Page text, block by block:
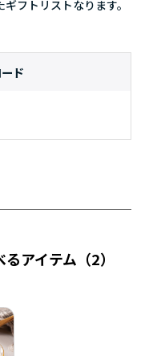
フトリストなります。
ド
るアイテム （2）